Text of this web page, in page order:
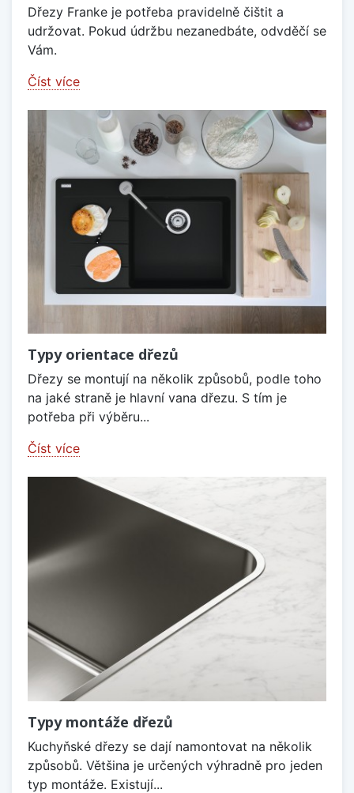
Dřezy Franke je potřeba pravidelně čištit a
udržovat. Pokud údržbu nezanedbáte, odvděčí se
Vám.
Číst více
Typy orientace dřezů
Dřezy se montují na několik způsobů, podle toho
na jaké straně je hlavní vana dřezu. S tím je
potřeba při výběru...
Číst více
Typy montáže dřezů
Kuchyňské dřezy se dají namontovat na několik
způsobů. Většina je určených výhradně pro jeden
typ montáže. Existují...